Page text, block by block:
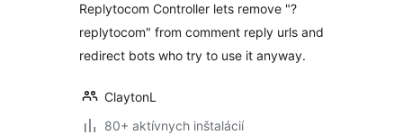
Replytocom Controller lets remove "?
replytocom" from comment reply urls and
redirect bots who try to use it anyway.
ClaytonL
80+ aktívnych inštalácií